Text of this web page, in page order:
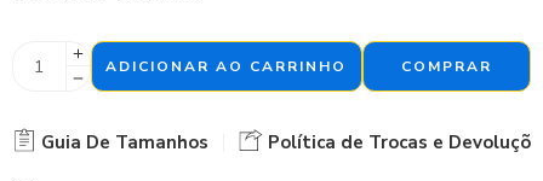
ADICIONAR AO CARRINHO COMPRAR
Guia De Tamanhos Política de Trocas e